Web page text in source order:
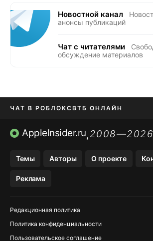
Новостной канал
анонсы публикаций
Чат с читателями
обсуждение материалов
ЧАТ В РОБЛОКСВТБ ОНЛАЙН
ПРИЛОЖЕНИЯ APP STORE
AppleInsider.ru,2008—2026
Темы Авторы О проекте
Реклама
Редакционная политика
Политика конфиденциальности
Пользовательское соглашение